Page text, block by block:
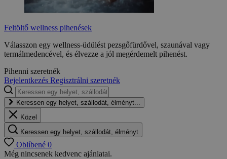
Feltöltő wellness pihenések
Válasszon egy wellness-üdülést pezsgőfürdővel, szaunával vagy
termálmedencével, és élvezze a jól megérdemelt pihenést.
Pihenni szeretnék
Bejelentkezés Regisztrálni szeretnék
Keressen egy helyet, szállodát, élményt...
Közel
Keressen egy helyet, szállodát, élményt
Oblíbené 0
Még nincsenek kedvenc ajánlatai.